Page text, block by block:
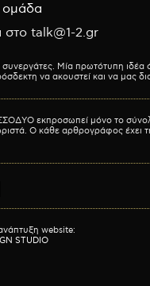
ομάδα
στο talk@1-2.gr
Μία πρωτότυπη ιδέα
να ακουστεί και να μας
εκπροσωπεί μόνο το
Ο κάθε αρθρογράφος έχει
website:
STUDIO